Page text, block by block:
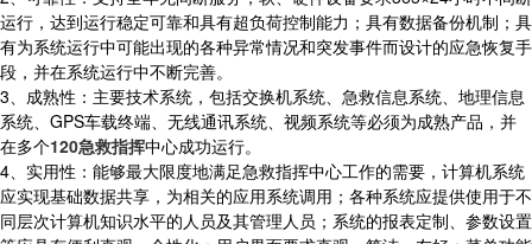
运行，达到运行稳定可靠和具有超负荷控制能力；具有数据备份机制；具
有为系统运行中可能出现的各种异常情况和突发事件而设计的应急恢复手
段，并在系统运行中不断完善。
3、成熟性：主要技术系统，包括交换机系统、急救信息系统、地理信息
系统、GPS车载终端、无线通讯系统、视频系统等必须为成熟产品，并
在多个120急救指挥中心成功运行。
4、实用性：能够最大限度地满足急救指挥中心工作的需要，计算机系统
应实现基础数据共享，为相关的应用系统调用；各种系统应提供使用于不
同层次计算机知识水平的人员及其管理人员；系统的报表定制、参数设置